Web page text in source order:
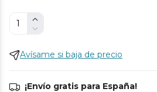
Avísame si baja de precio
¡Envío gratis para España!